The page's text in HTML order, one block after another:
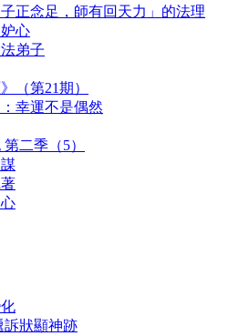
正念足，師有回天力」的法理
心
弟子
（第21期）
幸運不是偶然
二季（5）
訴狀顯神跡